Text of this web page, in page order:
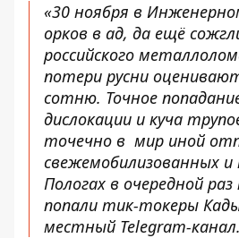
«30 ноября в
орков в ад, да ещё
российского
потери русни
сотню. Точное
дислокации и куча
точечно в мир иной
свежемобилизованных
Пологах в очередной раз
попали тик-токеры
местный Telegram-канал.